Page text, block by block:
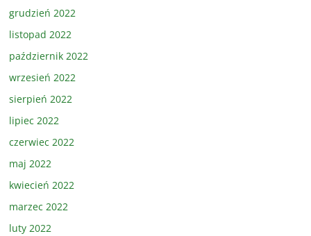
grudzień 2022
listopad 2022
październik 2022
wrzesień 2022
sierpień 2022
lipiec 2022
czerwiec 2022
maj 2022
kwiecień 2022
marzec 2022
luty 2022